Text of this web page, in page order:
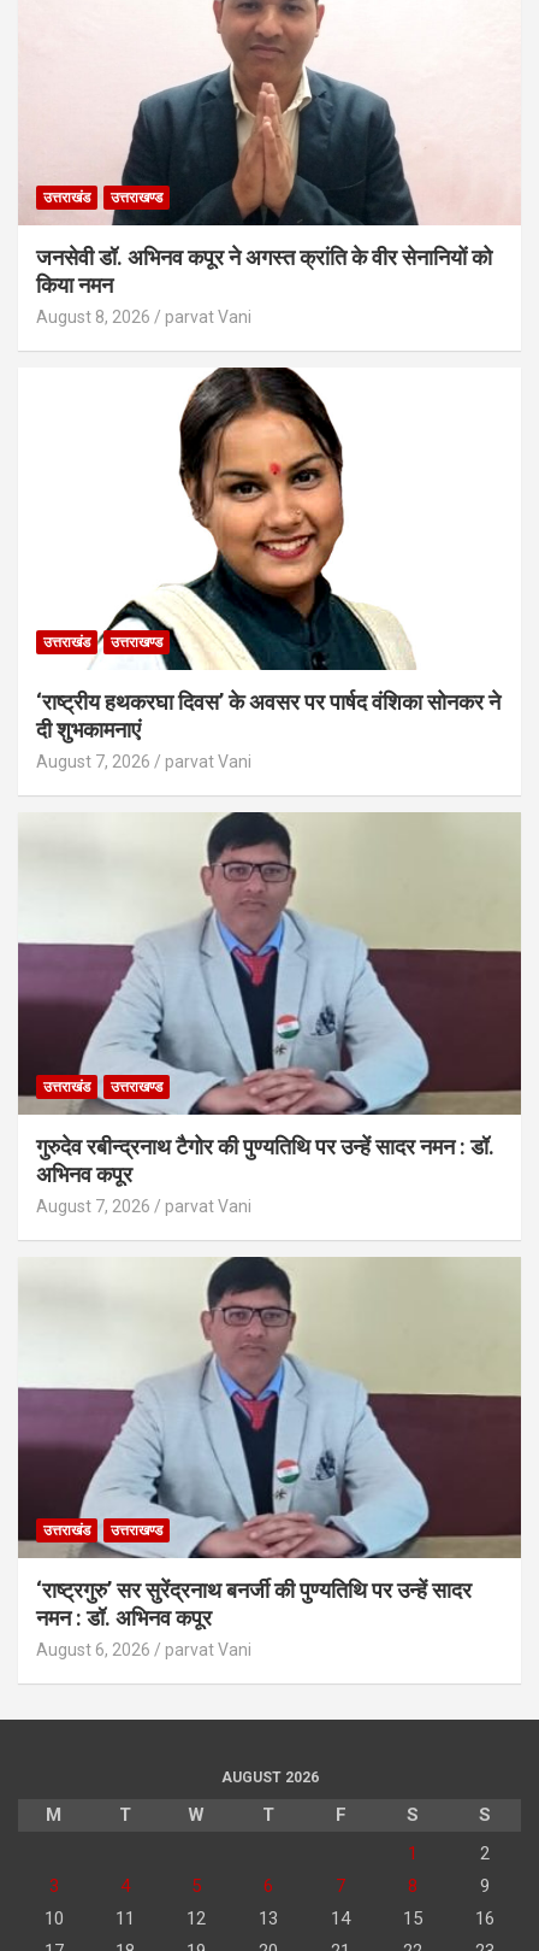
उत्तराखंड उत्तराखण्ड
जनसेवी डॉ. अभिनव कपूर ने अगस्त क्रांति के वीर सेनानियों को
किया नमन
August 8, 2026 parvat Vani
उत्तराखंड उत्तराखण्ड
‘राष्ट्रीय हथकरघा दिवस’ के अवसर पर पार्षद वंशिका सोनकर ने
दी शुभकामनाएं
August 7, 2026 parvat Vani
उत्तराखंड उत्तराखण्ड
गुरुदेव रबीन्द्रनाथ टैगोर की पुण्यतिथि पर उन्हें सादर नमन : डॉ.
अभिनव कपूर
August 7, 2026 parvat Vani
उत्तराखंड उत्तराखण्ड
‘राष्ट्रगुरु’ सर सुरेंद्रनाथ बनर्जी की पुण्यतिथि पर उन्हें सादर
नमन : डॉ. अभिनव कपूर
August 6, 2026 parvat Vani
AUGUST 2026
M T W T F S
S
1
2
3
4 5 6 7 8
9
10
11 12 13 14 15
16